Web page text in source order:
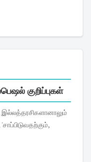
குறிப்புகள்